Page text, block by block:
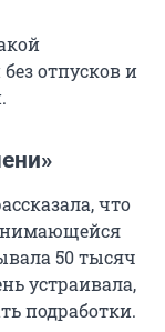
отпусков и
что
50 тысяч
устраивала,
подработки.